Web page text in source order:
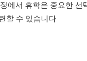
에서 휴학은 중요한
할 수 있습니다.